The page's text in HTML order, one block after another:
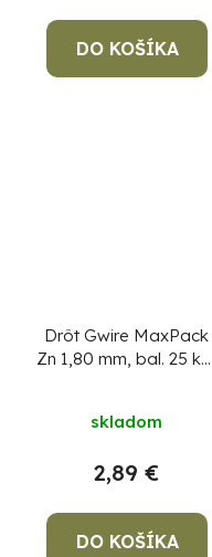
DO KOŠÍKA
Drôt Gwire MaxPack
Zn 1,80 mm, bal. 25 kg,
kg!
skladom
2,89 €
DO KOŠÍKA